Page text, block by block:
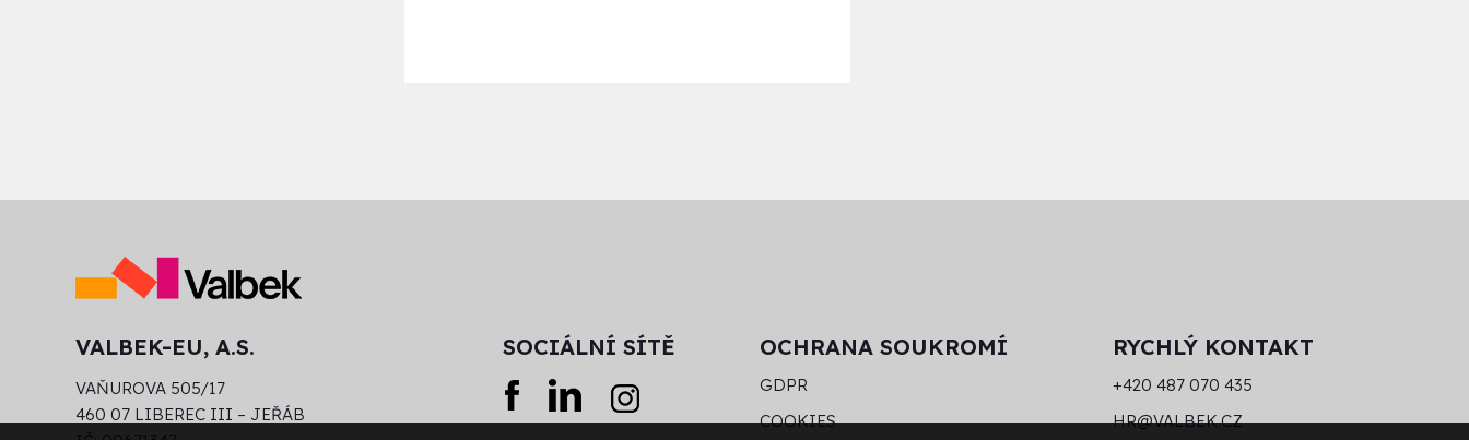
VALBEK-EU, A.S. SOCIÁLNÍ SÍTĚ OCHRANA SOUKROMÍ RYCHLÝ KONTAKT
VAŇUROVA 505/17
460 07 LIBEREC III – JEŘÁB
GDPR
COOKIES
+420 487 070 435
HR@VALBEK.CZ